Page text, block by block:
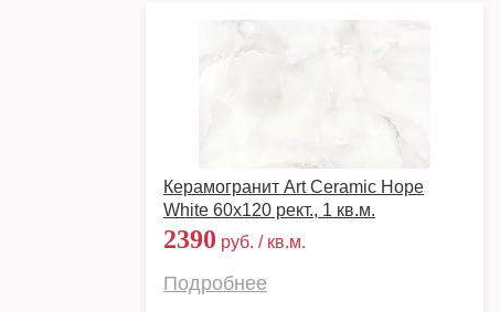
Керамогранит Art Ceramic Hope
White 60x120 рект., 1 кв.м.
2390 руб. / кв.м.
Подробнее